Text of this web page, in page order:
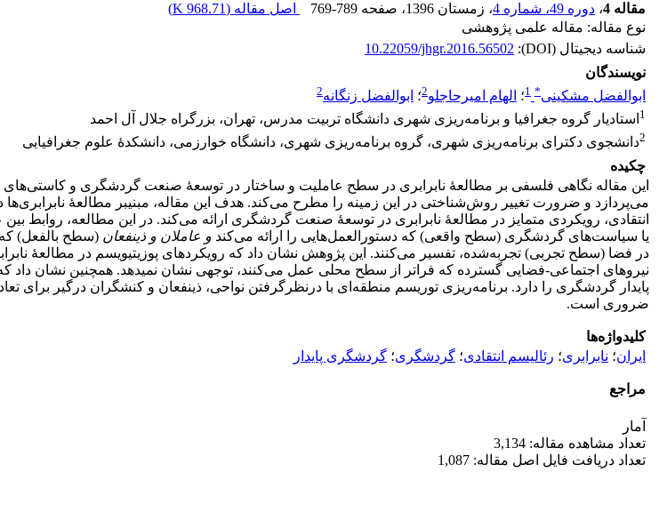
مقاله 4
، دوره 49، شماره 4 ، زمستان 1396 ، صفحه 769-789 اصل مقاله (968.71 K
)
نوع مقاله: مقاله علمی پژوهشی
شناسه دیجیتال (DOI):
10.22059/jhgr.2016.56502
نویسندگان
ابوالفضل مشکینی*
1؛ الهام امیرحاجلو2؛ ابوالفضل زنگانه2
1 استادیار گروه جغرافیا و برنامه‌ریزی شهری دانشگاه تربیت مدرس، تهران، بزرگراه جلال آل احمد
2دانشجوی دکترای برنامه‌ریزی شهری، گروه برنامه‌ریزی شهری، دانشگاه خوارزمی، دانشکدۀ علوم جغرافیایی
چکیده
این مقاله نگاهی فلسفی بر مطالعۀ نابرابری در سطح عاملیت و ساختار در توسعۀ صنعت گردشگری و
می‌پردازد و ضرورت تغییر روش‌شناختی در این زمینه را مطرح می‌کند. هدف این مقاله، مبنی­بر مطالعۀ
انتقادی، رویکردی متمایز در مطالعۀ نابرابری در توسعۀ صنعت گردشگری ارائه می‌کند. در این مطالعه، روابط
یا سیاست‌های گردشگری (سطح واقعی) که دستورالعمل‌هایی را ارائه می‌کند و عاملان و ذینفعان (سطح بالفعل) که
در فضا (سطح تجربی) تجربه‌شده، تفسیر می‌کنند. این پژوهش نشان داد که رویکردهای پوزیتیویسم در مطالعۀ
نیروهای اجتماعی-فضایی گسترده که فراتر از سطح محلی عمل می‌کنند، توجهی نشان نمی­دهد. همچنین نشان داد
پایدار گردشگری را دارد. برنامه‌ریزی توریسم منطقه‌ای با درنظرگرفتن نواحی، ذینفعان و کنشگران درگیر برای
ضروری است.
کلیدواژه‌ها
ایران؛ نابرابری؛ رئالیسم انتقادی؛ گردشگری؛ گردشگری پایدار
مراجع
آمار
تعداد مشاهده مقاله: 3,134
تعداد دریافت فایل اصل مقاله: 1,087